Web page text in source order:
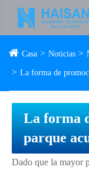
Casa Noticias
La forma de
La forma
parque
Dado que la mayor